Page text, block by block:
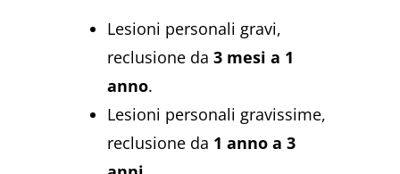
Lesioni personali gravi,
reclusione da3 mesi a 1
anno.
Lesioni personali gravissime,
reclusione da 1 anno a 3